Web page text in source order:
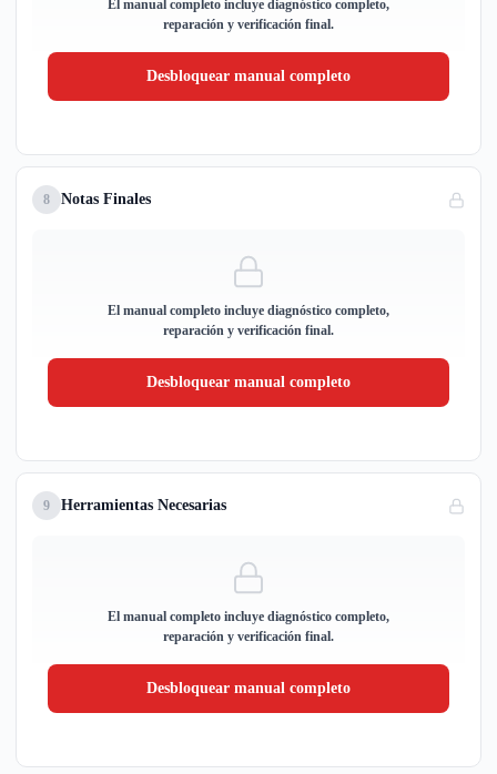
El manual completo incluye diagnóstico completo,
reparación y verificación final.
Desbloquear manual completo
8 Notas Finales
El manual completo incluye diagnóstico completo,
reparación y verificación final.
Desbloquear manual completo
9 Herramientas Necesarias
El manual completo incluye diagnóstico completo,
reparación y verificación final.
Desbloquear manual completo